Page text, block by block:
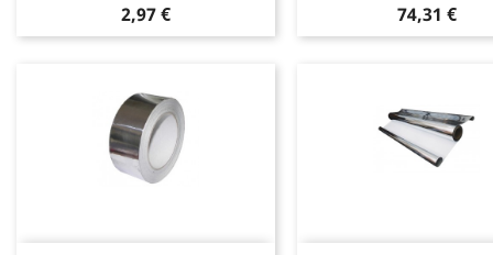
Cena
2,97 € Cena
74,31 €